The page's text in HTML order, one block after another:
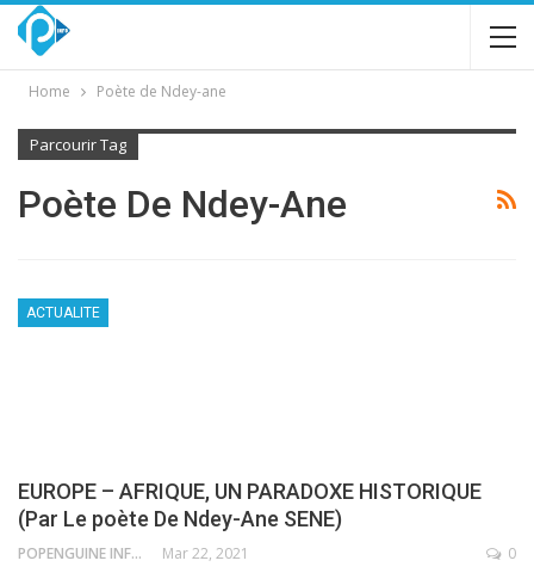
Home Poète de Ndey-ane
Parcourir Tag
Poète De Ndey-Ane
ACTUALITE
EUROPE – AFRIQUE, UN PARADOXE HISTORIQUE
(Par Le poète De Ndey-Ane SENE)
POPENGUINE INFO Mar 22, 2021 0